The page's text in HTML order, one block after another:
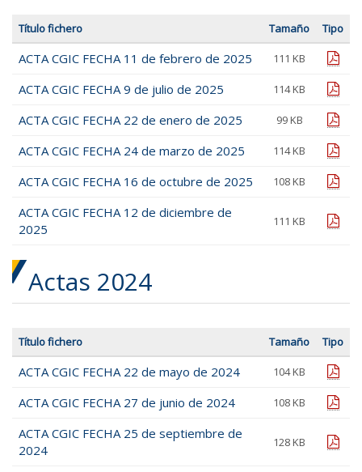
Título fichero Tamaño Tipo
ACTA CGIC FECHA 11 de febrero de 2025 111 KB pdf
ACTA CGIC FECHA 9 de julio de 2025 114 KB pdf
ACTA CGIC FECHA 22 de enero de 2025 99 KB pdf
ACTA CGIC FECHA 24 de marzo de 2025 114 KB pdf
ACTA CGIC FECHA 16 de octubre de 2025 108 KB pdf
ACTA CGIC FECHA 12 de diciembre de
2025
111 KB pdf
Actas 2024
Título fichero Tamaño Tipo
ACTA CGIC FECHA 22 de mayo de 2024 104 KB pdf
ACTA CGIC FECHA 27 de junio de 2024 108 KB pdf
ACTA CGIC FECHA 25 de septiembre de
2024
128 KB pdf